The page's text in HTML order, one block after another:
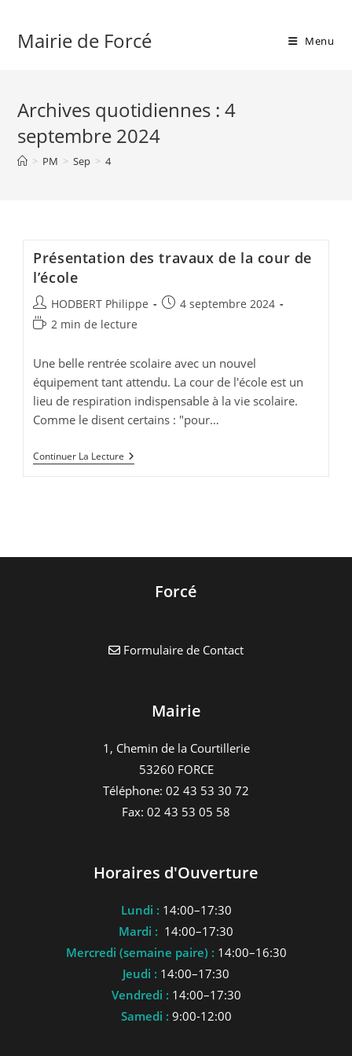
contentMairie de Forcé Menu
Archives quotidiennes : 4
septembre 2024
> PM > Sep > 4
Présentation des travaux de la cour de
l’école
Auteur/autrice
de
HODBERT Philippe
Publication
4 septembre 2024
Temps
lecture :
2 min de lecture
Une belle rentrée scolaire avec un nouvel
équipement tant attendu. La cour de l'école est un
lieu de respiration indispensable à la vie scolaire.
Comme le disent certains : "pour…
Continuer La Lecture Présentation
Des
Forcé
Formulaire de Contact
Mairie
1, Chemin de la Courtillerie
53260 FORCE
Téléphone: 02 43 53 30 72
Fax: 02 43 53 05 58
Horaires d'Ouverture
Lundi : 14:00–17:30
Mardi : 14:00–17:30
Mercredi (semaine paire) : 14:00–16:30
Jeudi : 14:00–17:30
Vendredi : 14:00–17:30
Samedi : 9:00-12:00